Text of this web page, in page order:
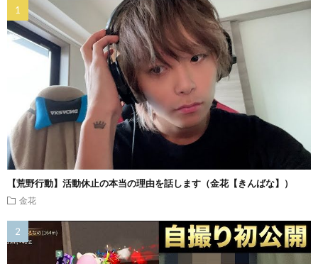
【荒野行動】活動休止の本当の理由を話します（金花【きんばな】）
金花